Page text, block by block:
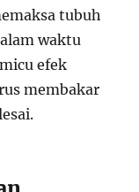
tubuh
waktu
efek
membakar